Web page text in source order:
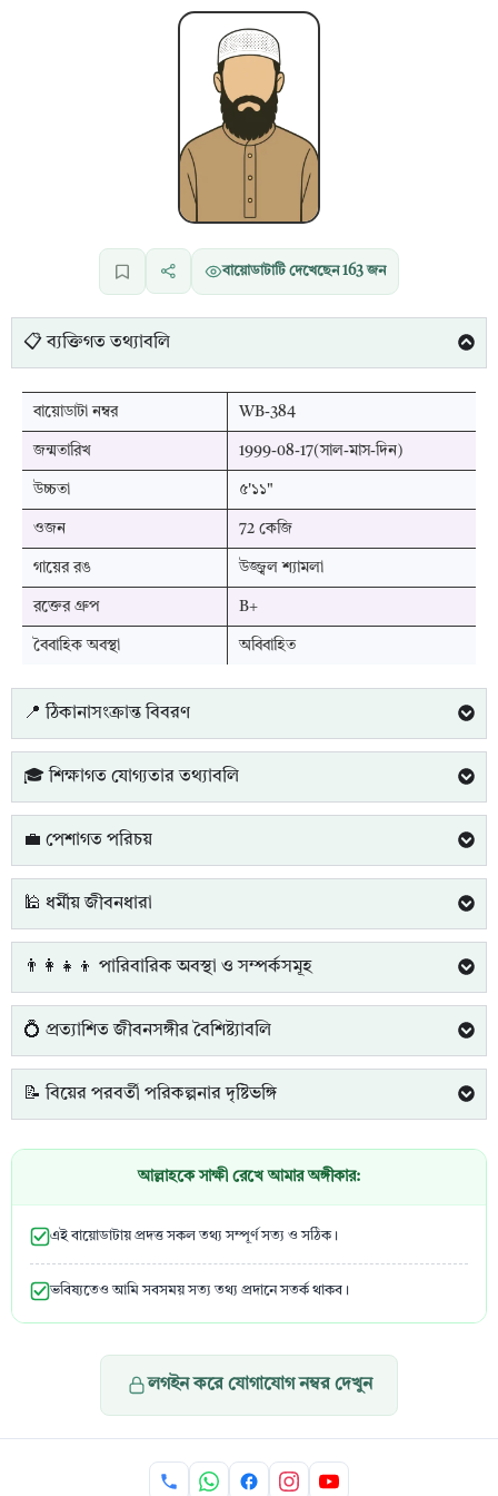
বায়োডাটাটি দেখেছেন163জন
📋 ব্যক্তিগত তথ্যাবলি
বায়োডাটা নম্বর WB-384
জন্মতারিখ 1999-08-17(সাল-মাস-দিন)
উচ্চতা ৫'১১"
ওজন 72 কেজি
গায়ের রঙ উজ্জ্বল শ্যামলা
রক্তের গ্রুপ B+
বৈবাহিক অবস্থা অবিবাহিত
📍 ঠিকানাসংক্রান্ত বিবরণ
🎓 শিক্ষাগত যোগ্যতার তথ্যাবলি
💼 পেশাগত পরিচয়
🕌 ধর্মীয় জীবনধারা
👨‍👩‍👧‍👦 পারিবারিক অবস্থা ও সম্পর্কসমূহ
💍 প্রত্যাশিত জীবনসঙ্গীর বৈশিষ্ট্যাবলি
📝 বিয়ের পরবর্তী পরিকল্পনার দৃষ্টিভঙ্গি
আল্লাহকে সাক্ষী রেখে আমার অঙ্গীকার:
এই বায়োডাটায় প্রদত্ত সকল তথ্য সম্পূর্ণ সত্য ও সঠিক।
ভবিষ্যতেও আমি সবসময় সত্য তথ্য প্রদানে সতর্ক থাকব।
লগইন করে যোগাযোগ নম্বর দেখুন